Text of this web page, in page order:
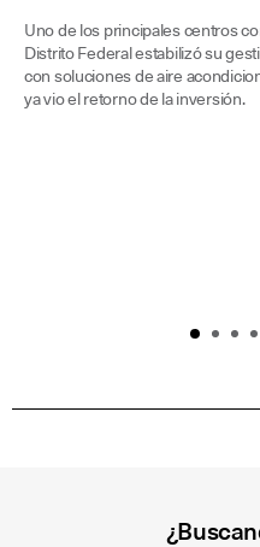
Uno de los principales centros
Distrito Federal estabilizó su
con soluciones de aire
ya vio el retorno de la inversión.